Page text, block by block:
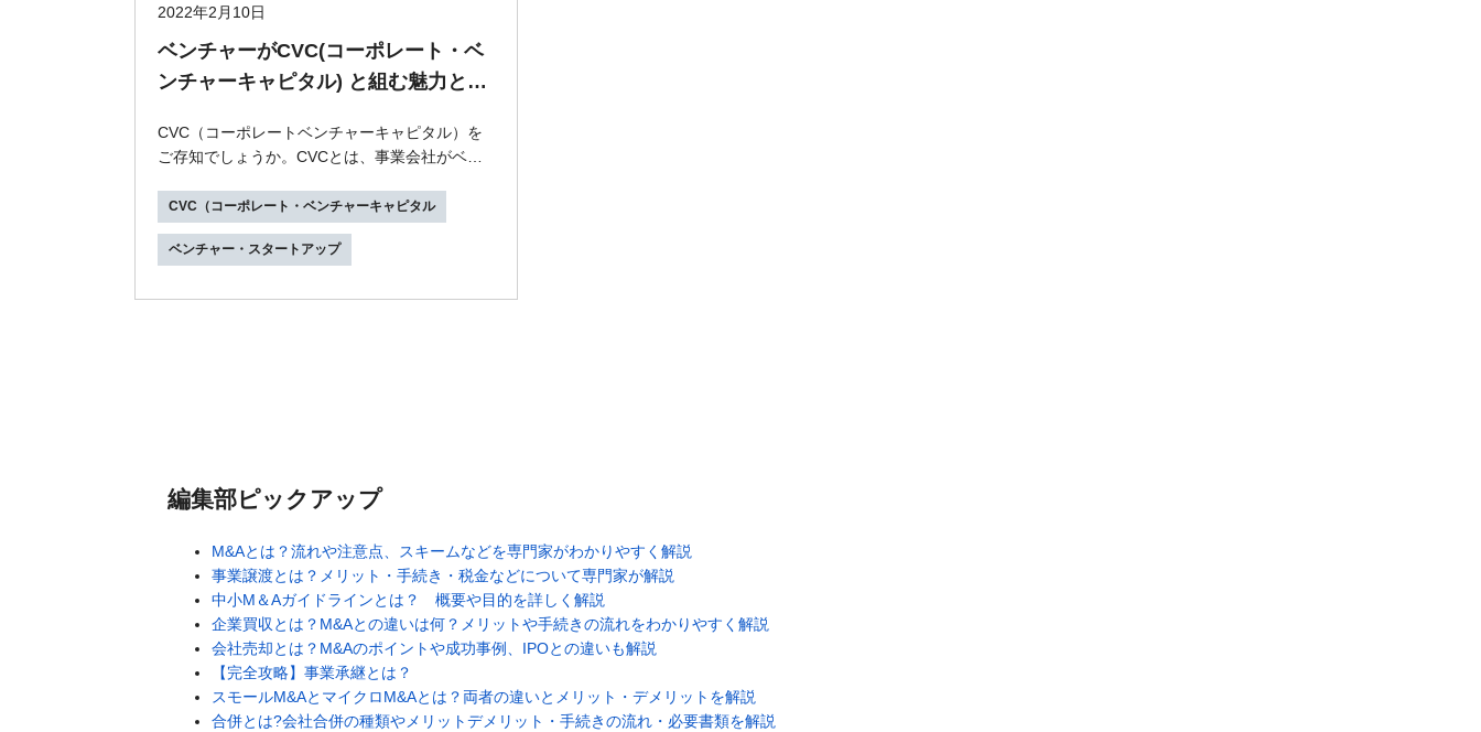
2022年2月10日
ベンチャーがCVC(コーポレート・ベ
ンチャーキャピタル) と組む魅力と
解説！
CVC（コーポレートベンチャーキャピタル）を
ご存知でしょうか。CVCとは、事業会社がベン
めに設立したV...
CVC（コーポレート・ベンチャーキャピタル
ベンチャー・スタートアップ
編集部ピックアップ
M&Aとは？流れや注意点、スキームなどを専門家がわかりやすく解説
事業譲渡とは？メリット・手続き・税金などについて専門家が解説
中小M＆Aガイドラインとは？ 概要や目的を詳しく解説
企業買収とは？M&Aとの違いは何？メリットや手続きの流れをわかりやすく解説
会社売却とは？M&Aのポイントや成功事例、IPOとの違いも解説
【完全攻略】事業承継とは？
スモールM&AとマイクロM&Aとは？両者の違いとメリット・デメリットを解説
合併とは?会社合併の種類やメリットデメリット・手続きの流れ・必要書類を解説